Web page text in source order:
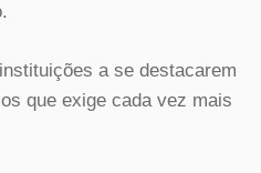
a se destacarem
que exige cada vez mais